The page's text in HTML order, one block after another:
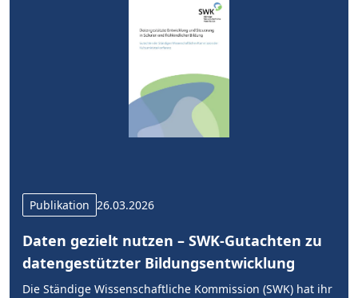
Publikation 26.03.2026
Daten gezielt nutzen – SWK-Gutachten zu
datengestützter Bildungsentwicklung
Die Ständige Wissenschaftliche Kommission (SWK) hat ihr